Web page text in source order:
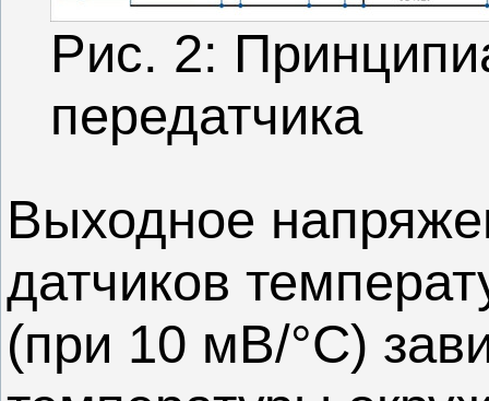
Рис. 2:
передатчика
Выходное
датчиков
(при 10 мВ/°C)